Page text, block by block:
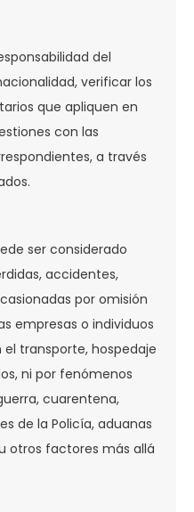
del
verificar los
que apliquen en
con las
a través
ser considerado
accidentes,
por omisión
empresas o individuos
transporte, hospedaje
ni por fenómenos
cuarentena,
de la Policía, aduanas
otros factores más allá